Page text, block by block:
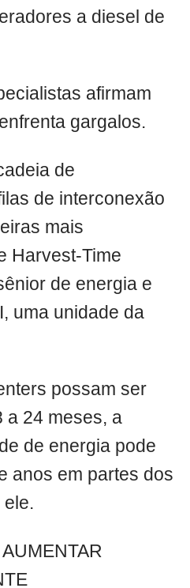
a diesel de
afirmam
gargalos.
de
de interconexão
mais
Harvest-Time
de energia e
uma unidade da
possam ser
a 24 meses, a
de energia pode
anos em partes dos
ele.